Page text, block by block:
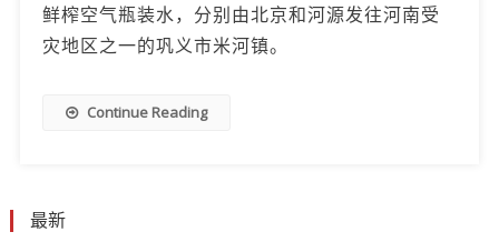
鲜榨空气瓶装水‭，分别由北京和河源发往‬河南受
灾地区之一的巩义市米河镇。
Continue Reading
最新